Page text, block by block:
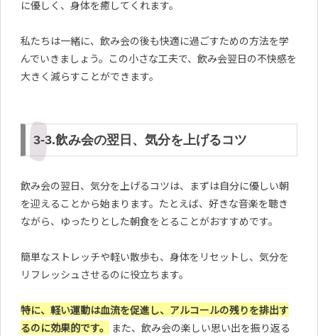
に優しく、身体を癒してくれます。
私たちは一緒に、飲み会の後も快適に過ごすための方法を学
んでいきましょう。この小さな工夫で、飲み会翌日の不快感を
大きく減らすことができます。
3-3.飲み会の翌日、気分を上げるコツ
飲み会の翌日、気分を上げるコツは、まずは自分に優しい朝
を迎えることから始まります。たとえば、好きな音楽を聴き
ながら、ゆったりとした朝食をとることがおすすめです。
簡単なストレッチや軽い散歩も、身体をリセットし、気分を
リフレッシュさせるのに役立ちます。
特に、軽い運動は血流を促進し、アルコールの残りを排出す
るのに効果的です。
また、飲み会の楽しい思い出を振り返る